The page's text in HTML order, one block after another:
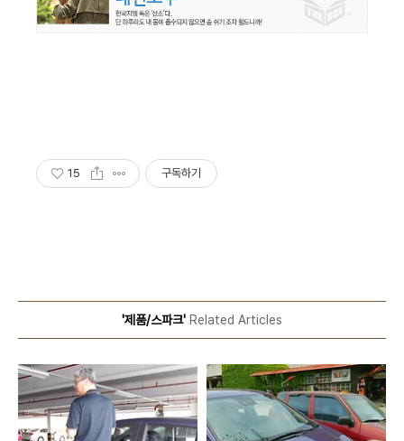
15 구독하기
'제품/스파크' Related Articles